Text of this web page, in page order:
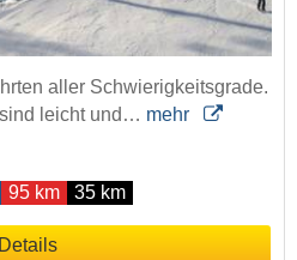
aller Schwierigkeitsgrade.
leicht und… mehr
95 km 35 km
Details